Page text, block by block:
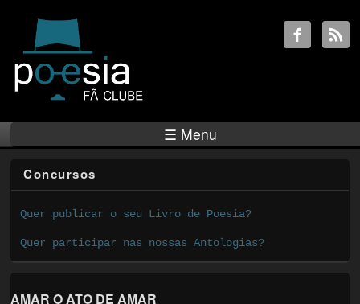
☰ Menu
Concursos
Quer publicar o seu Livro de Poesia?
Quer participar nas nossas Antologias?
AMAR O ATO DE AMAR